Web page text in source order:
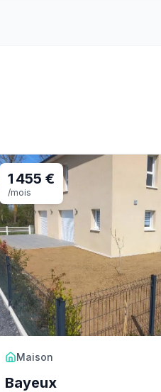
1 455 €
/mois
Maison
Bayeux